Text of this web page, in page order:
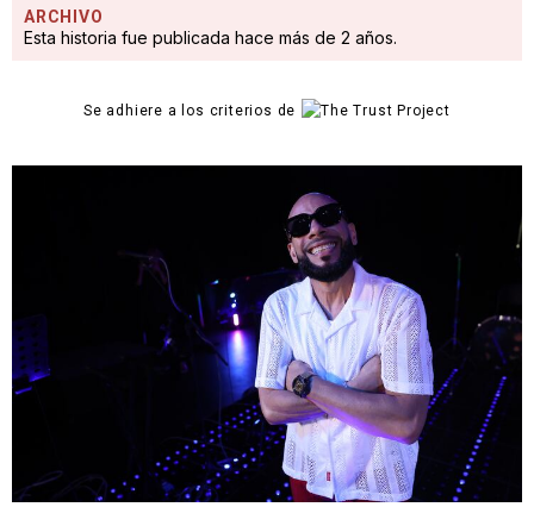
ARCHIVO
Esta historia fue publicada hace más de 2 años.
Se adhiere a los criterios de